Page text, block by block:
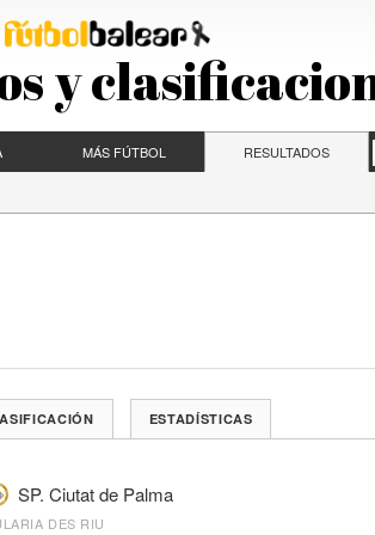
y
MÁS FÚTBOL RESULTADOS
ESTADÍSTICAS
SP. Ciutat de Palma
DES RIU